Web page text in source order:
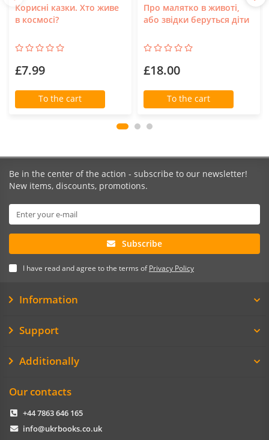
Корисні казки. Хто живе
в космосі?
£7.99
To the cart
Про малятко в животі,
або звідки беруться діти
£18.00
To the cart
Be in the center of the action - subscribe to our newsletter!
New items, discounts, promotions.
Subscribe
I have read and agree to the terms ofPrivacy Policy
Information
Support
Additionally
Our contacts
+44 7863 646 165
info@ukrbooks.co.uk